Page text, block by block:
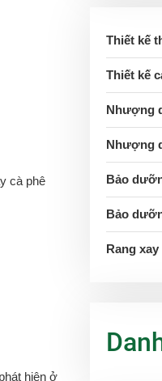
cà phê
hiện ở
Thiết kế
Thiết kế
Nhượng
Nhượng
Bảo
Bảo
Rang